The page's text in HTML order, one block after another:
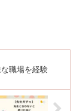
職場を経験